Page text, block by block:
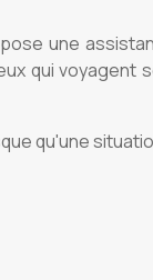
une
qui voyagent
qu'une